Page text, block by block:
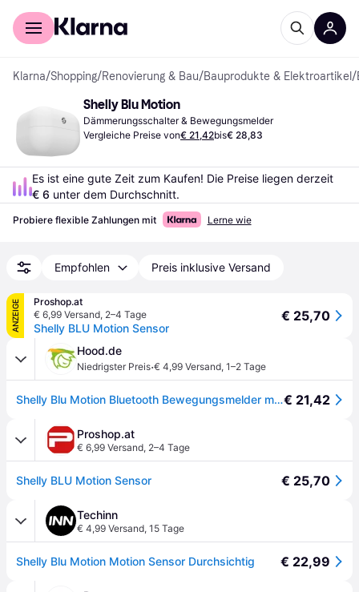
Für Shopper
Klarna/Shopping/Renovierung & Bau/Bauprodukte & Elektroartikel /
Shelly Blu Motion
Dämmerungsschalter & Bewegungsmelder
Vergleiche Preise von€ 21,42bis€ 28,83
€ 6 unter dem Durchschnitt.
Probiere flexible Zahlungen mit Lerne wie
Empfohlen Preis inklusive Versand
ANZEIGE
Proshop.at
€ 6,99 Versand, 2–4 Tage
Shelly BLU Motion Sensor
€ 25,70
Hood.de
Niedrigster Preis·€ 4,99 Versand, 1–2 Tage
Shelly Blu Motion Bluetooth Bewegungsmelder mit Helligkeitssensor für Smart Home Auto€ 21,42
Proshop.at
€ 6,99 Versand, 2–4 Tage
Shelly BLU Motion Sensor € 25,70
Techinn
€ 4,99 Versand, 15 Tage
Shelly Blu Motion Motion Sensor Durchsichtig € 22,99